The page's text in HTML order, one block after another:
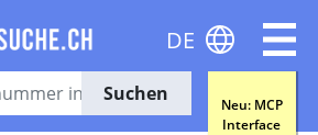
Suchen
Neu: MCP
Interface
DE